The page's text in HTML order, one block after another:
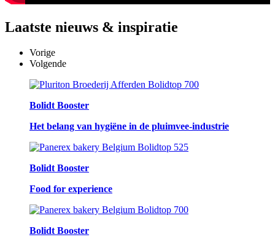
Laatste nieuws & inspiratie
Vorige
Volgende
Bolidt Booster
Het belang van hygiëne in de pluimvee-industrie
Bolidt Booster
Food for experience
Bolidt Booster